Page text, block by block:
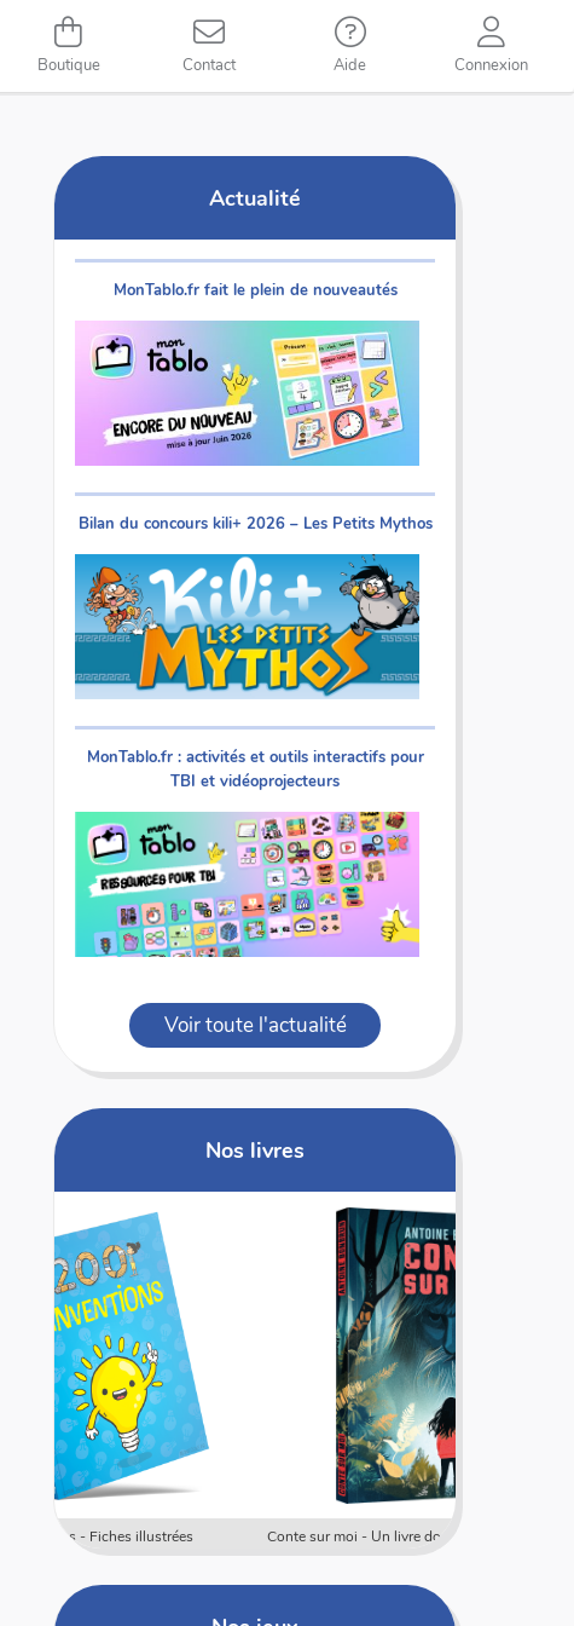
Boutique Contact Aide Connexion
Actualité
MonTablo.fr fait le plein de nouveautés
Bilan du concours kili+ 2026 – Les Petits Mythos
MonTablo.fr : activités et outils interactifs pour
TBI et vidéoprojecteurs
Voir toute l'actualité
Nos livres
Conte sur moi - Un livre dont les élèves sont les héros